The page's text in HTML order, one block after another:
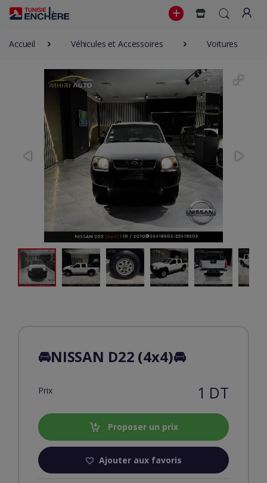
Accueil Véhicules et Accessoires Voitures
🚘NISSAN D22 (4x4)🚘
Prix 1 DT
Proposer un prix
Ajouter aux favoris